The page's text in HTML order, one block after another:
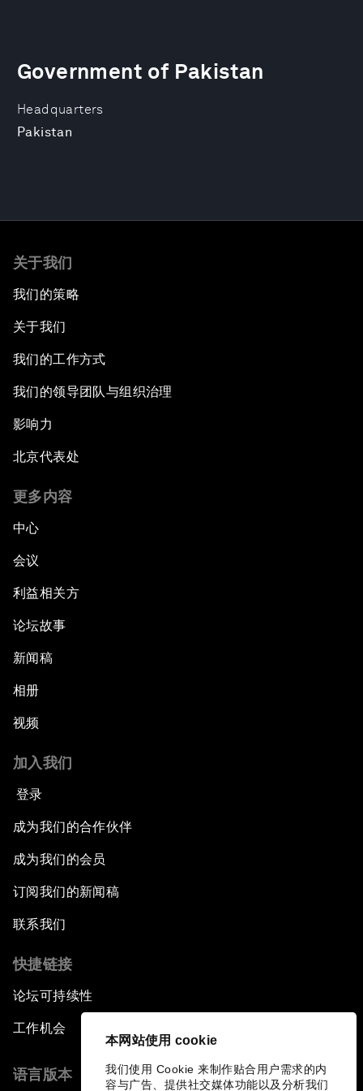
本网站使用 cookie
我们使用 Cookie 来制作贴合用户需求的内
容与广告、提供社交媒体功能以及分析我们
Headquarters
Pakistan
Government of Pakistan
关于我们
我们的策略
关于我们
我们的工作方式
我们的领导团队与组织治理
影响力
北京代表处
更多内容
中心
会议
利益相关方
论坛故事
新闻稿
相册
视频
加入我们
登录
成为我们的合作伙伴
成为我们的会员
订阅我们的新闻稿
联系我们
快捷链接
论坛可持续性
工作机会
语言版本